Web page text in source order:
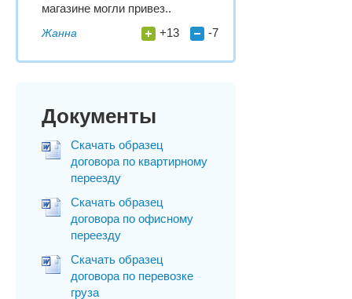
магазине могли привез..
Жанна +13 -7
Документы
Скачать образец
договора по квартирному
переезду
Скачать образец
договора по офисному
переезду
Скачать образец
договора по перевозке
груза